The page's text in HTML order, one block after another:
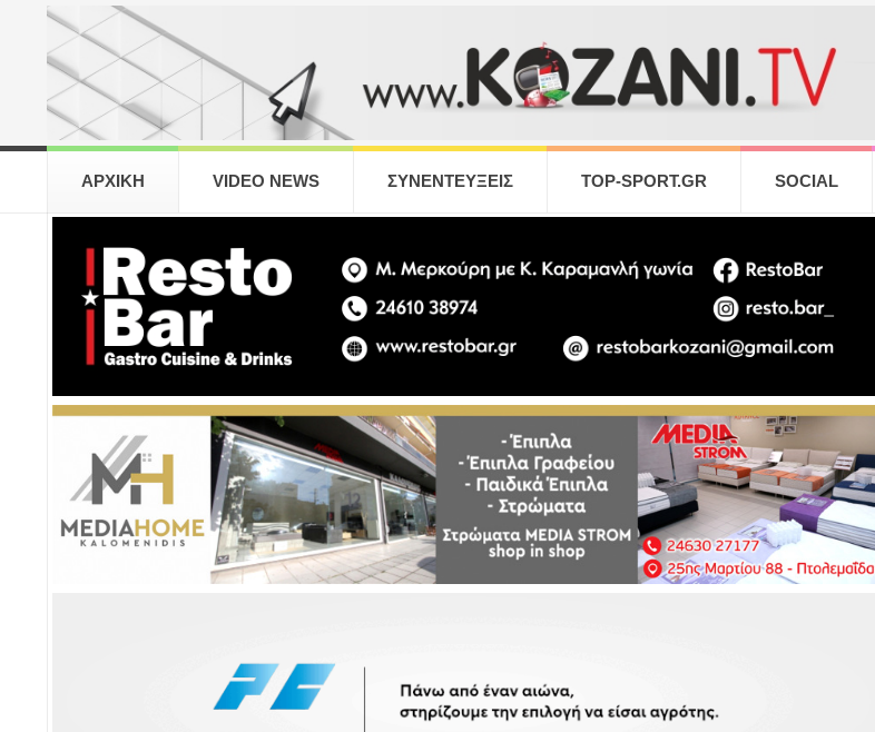
ΑΡΧΙΚΗ VIDEO NEWS ΣΥΝΕΝΤΕΥΞΕΙΣ TOP-SPORT.GR SOCIAL